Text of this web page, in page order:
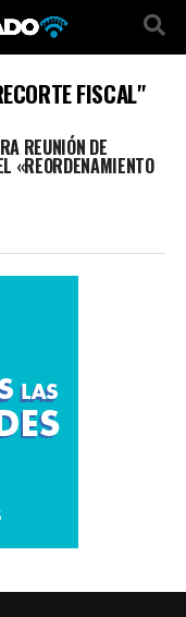
FISCAL"
REUNIÓN DE
«REORDENAMIENTO